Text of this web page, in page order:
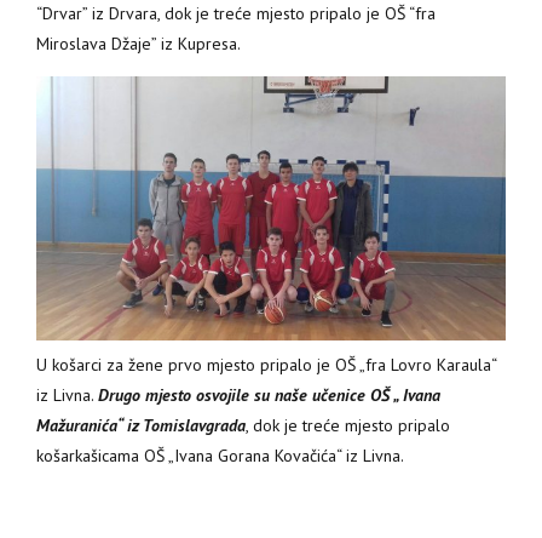
“Drvar” iz Drvara, dok je treće mjesto pripalo je OŠ “fra
Miroslava Džaje” iz Kupresa.
U košarci za žene prvo mjesto pripalo je OŠ „fra Lovro Karaula“
iz Livna. Drugo mjesto osvojile su naše učenice OŠ „ Ivana
Mažuranića“ iz Tomislavgrada, dok je treće mjesto pripalo
košarkašicama OŠ „Ivana Gorana Kovačića“ iz Livna.